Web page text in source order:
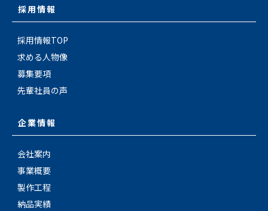
採用情報
採用情報TOP
求める人物像
募集要項
先輩社員の声
企業情報
会社案内
事業概要
製作工程
納品実績